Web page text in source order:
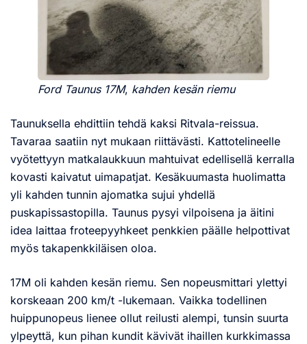
Ford Taunus 17M, kahden kesän riemu
Taunuksella ehdittiin tehdä kaksi Ritvala-reissua.
Tavaraa saatiin nyt mukaan riittävästi. Kattotelineelle
vyötettyyn matkalaukkuun mahtuivat edellisellä kerralla
kovasti kaivatut uimapatjat. Kesäkuumasta huolimatta
yli kahden tunnin ajomatka sujui yhdellä
puskapissastopilla. Taunus pysyi vilpoisena ja äitini
idea laittaa froteepyyhkeet penkkien päälle helpottivat
myös takapenkkiläisen oloa.
17M oli kahden kesän riemu. Sen nopeusmittari ylettyi
korskeaan 200 km/t -lukemaan. Vaikka todellinen
huippunopeus lienee ollut reilusti alempi, tunsin suurta
ylpeyttä, kun pihan kundit kävivät ihaillen kurkkimassa